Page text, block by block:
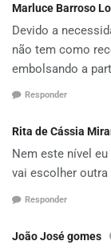
Marluce Barroso
Devido a
não tem como
embolsando a
Responder
Rita de Cássia
Nem este nível
vai escolher
Responder
João José gomes